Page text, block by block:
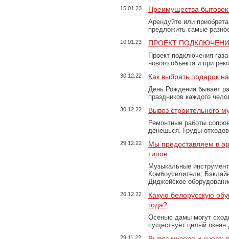
15.01.23 Преимущества
Арендуйте или
предложить самые
10.01.23 ПРОЕКТ
Проект подключения
нового объекта и при
30.12.22 Как выбрать подарок
День Рождения бывает
праздников каждого
30.12.22 Вывоз строительного
Ремонтные работы
денешься. Груды
29.12.22
Мы предоставляем в
типов
Музыкальные
Комбоусилители;
Диджейское
26.12.22
Какую белорусскую
года?
Осенью дамы могут
существует целый
29.11.22